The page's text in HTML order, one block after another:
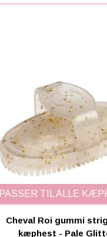
PASSER TIL ALLE
Cheval Roi gummi
kæphest - Pale